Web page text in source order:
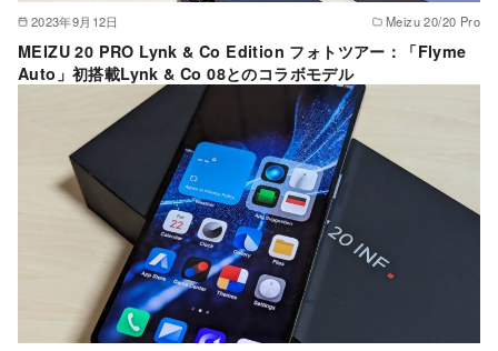
2023年9月12日 Meizu 20/20 Pro
MEIZU 20 PRO Lynk & Co Edition フォトツアー：「Flyme
Auto」初搭載Lynk & Co 08とのコラボモデル